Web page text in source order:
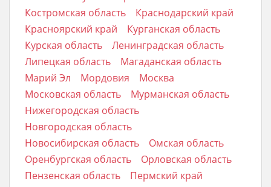
Костромская область
Краснодарский край
Красноярский край
Курганская область
Курская область
Ленинградская область
Липецкая область
Магаданская область
Марий Эл
Мордовия
Москва
Московская область
Мурманская область
Нижегородская область
Новгородская область
Новосибирская область
Омская область
Оренбургская область
Орловская область
Пензенская область
Пермский край